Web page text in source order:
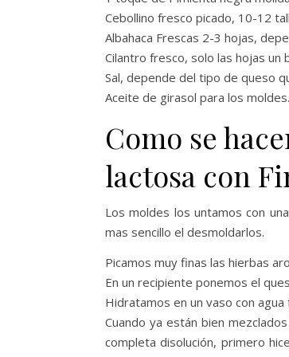
Cebollino fresco picado, 10-12
Albahaca Frescas 2-3 hojas,
Cilantro fresco, solo las hojas un
Sal, depende del tipo de queso
Aceite de girasol para los moldes.
Como se
lactosa con
Los moldes los untamos con
mas sencillo el desmoldarlos.
Picamos muy finas las hierbas
En un recipiente ponemos el
Hidratamos en un vaso con
Cuando ya están bien
completa disolución, primero